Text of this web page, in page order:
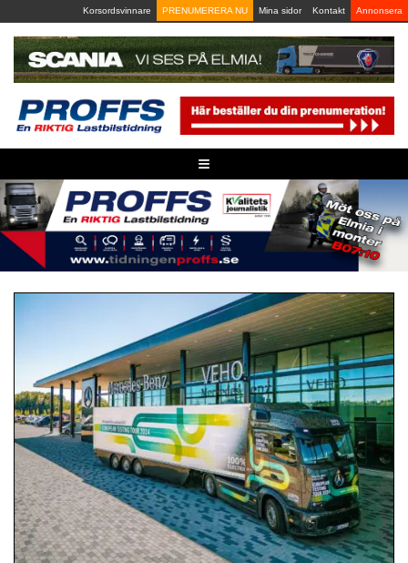
to
content
Korsordsvinnare PRENUMERERA NU Mina sidor Kontakt Annonsera
≡